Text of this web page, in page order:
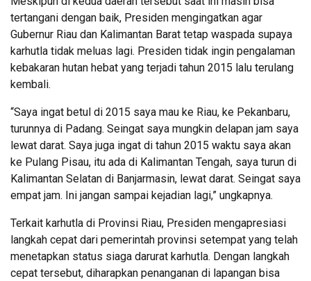
tertangani dengan baik, Presiden mengingatkan agar
Gubernur Riau dan Kalimantan Barat tetap waspada supaya
karhutla tidak meluas lagi. Presiden tidak ingin pengalaman
kebakaran hutan hebat yang terjadi tahun 2015 lalu terulang
kembali.
“Saya ingat betul di 2015 saya mau ke Riau, ke Pekanbaru,
turunnya di Padang. Seingat saya mungkin delapan jam saya
lewat darat. Saya juga ingat di tahun 2015 waktu saya akan
ke Pulang Pisau, itu ada di Kalimantan Tengah, saya turun di
Kalimantan Selatan di Banjarmasin, lewat darat. Seingat saya
empat jam. Ini jangan sampai kejadian lagi,” ungkapnya.
Terkait karhutla di Provinsi Riau, Presiden mengapresiasi
langkah cepat dari pemerintah provinsi setempat yang telah
menetapkan status siaga darurat karhutla. Dengan langkah
cepat tersebut, diharapkan penanganan di lapangan bisa